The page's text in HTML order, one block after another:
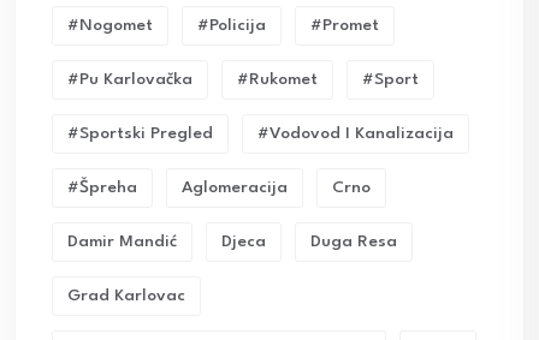
#nogomet #policija #promet
#pu Karlovačka #rukomet #sport
#sportski Pregled #vodovod I Kanalizacija
#Špreha Aglomeracija Crno
Damir Mandić Djeca Duga Resa
Grad Karlovac